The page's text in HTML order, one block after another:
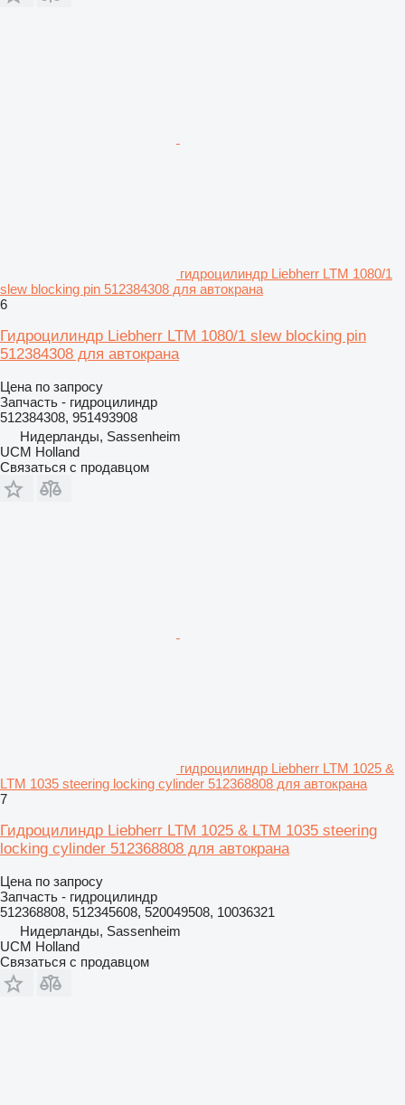
гидроцилиндр Liebherr LTM 1080/1
slew blocking pin 512384308 для автокрана
6
Гидроцилиндр Liebherr LTM 1080/1 slew blocking pin
512384308 для автокрана
Цена по запросу
Запчасть - гидроцилиндр
512384308, 951493908
Нидерланды, Sassenheim
UCM Holland
Связаться с продавцом
гидроцилиндр Liebherr LTM 1025 &
LTM 1035 steering locking cylinder 512368808 для автокрана
7
Гидроцилиндр Liebherr LTM 1025 & LTM 1035 steering
locking cylinder 512368808 для автокрана
Цена по запросу
Запчасть - гидроцилиндр
512368808, 512345608, 520049508, 10036321
Нидерланды, Sassenheim
UCM Holland
Связаться с продавцом